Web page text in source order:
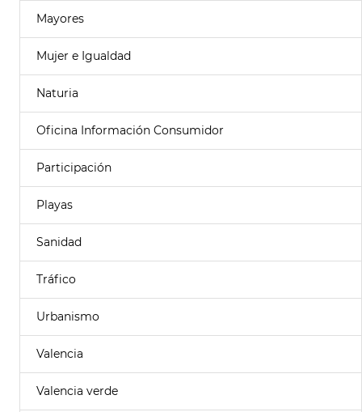
Mayores
Mujer e Igualdad
Naturia
Oficina Información Consumidor
Participación
Playas
Sanidad
Tráfico
Urbanismo
Valencia
Valencia verde